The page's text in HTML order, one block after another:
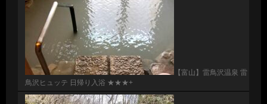
【富山】雷鳥沢温泉 雷
鳥沢ヒュッテ 日帰り入浴 ★★★+